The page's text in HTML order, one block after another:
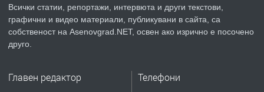
преди 2 години
ПРЕДЛАГА ремонт на покриви
Всички статии, репортажи, интервюта и други текстови,
графични и видео материали, публикувани в сайта, са
собственост на Asenovgrad.NET, освен ако изрично е посочено
друго.
Главен редактор Телефони